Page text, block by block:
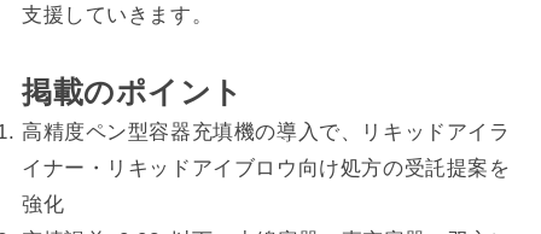
支援していきます。
掲載のポイント
高精度ペン型容器充填機の導入で、リキッドアイラ
イナー・リキッドアイブロウ向け処方の受託提案を
強化